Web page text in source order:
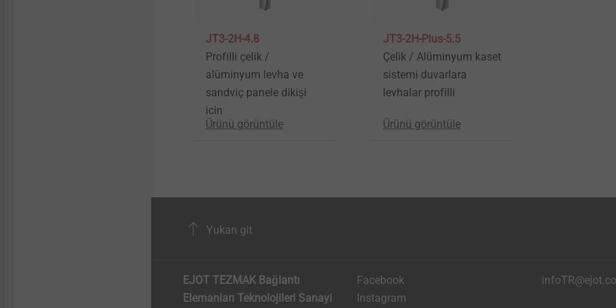
JT3-2H-4.8
Profilli çelik /
alüminyum levha ve
sandviç panele dikişi
için
Ürünü görüntüle
JT3-2H-Plus-5.5
Çelik / Alüminyum kaset
sistemi duvarlara
levhalar profilli
Ürünü görüntüle
Yukarı git
EJOT TEZMAK Bağlantı
Elemanları Teknolojileri Sanayi
Facebook
Instagram